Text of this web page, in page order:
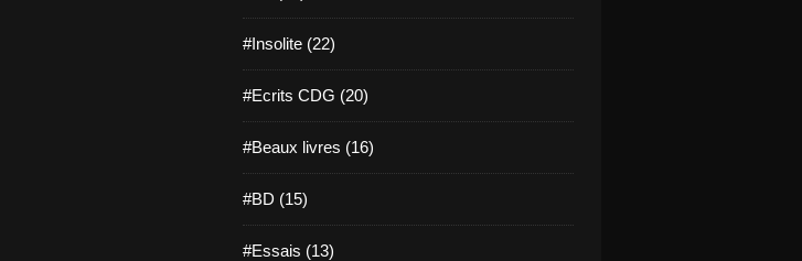
#Insolite (22)
#Ecrits CDG (20)
#Beaux livres (16)
#BD (15)
#Essais (13)